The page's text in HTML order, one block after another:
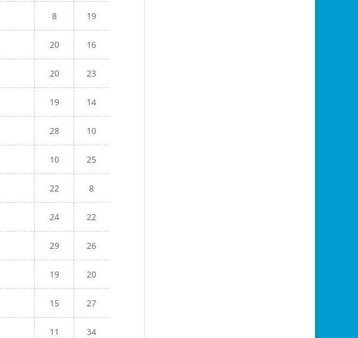
8 19
20 16
20 23
19 14
28 10
10 25
22 8
24 22
29 26
19 20
15 27
11 34